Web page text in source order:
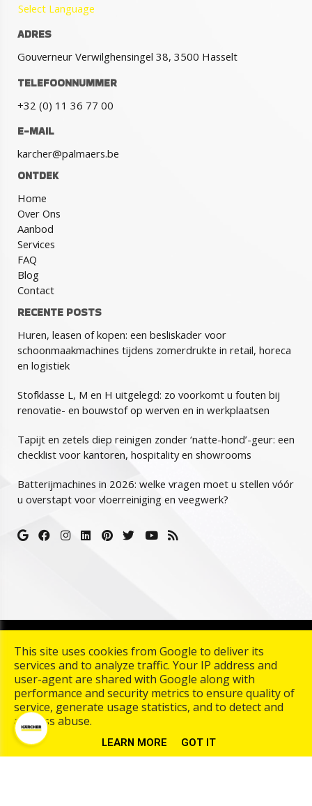
Select Language
ADRES
Gouverneur Verwilghensingel 38, 3500 Hasselt
TELEFOONNUMMER
+32 (0) 11 36 77 00
E-MAIL
karcher@palmaers.be
ONTDEK
Home
Over Ons
Aanbod
Services
FAQ
Blog
Contact
RECENTE POSTS
Huren, leasen of kopen: een besliskader voor
schoonmaakmachines tijdens zomerdrukte in retail, horeca
en logistiek
Stofklasse L, M en H uitgelegd: zo voorkomt u fouten bij
renovatie- en bouwstof op werven en in werkplaatsen
Tapijt en zetels diep reinigen zonder ‘natte-hond’-geur: een
checklist voor kantoren, hospitality en showrooms
Batterijmachines in 2026: welke vragen moet u stellen vóór
u overstapt voor vloerreiniging en veegwerk?
reserved. |Algemene Voorwarden|Privacy & Cookies
TO-DATE WebDesign
This site uses cookies from Google to deliver its
services and to analyze traffic. Your IP address and
user-agent are shared with Google along with
performance and security metrics to ensure quality of
service, generate usage statistics, and to detect and
address abuse.
LEARN MORE GOT IT